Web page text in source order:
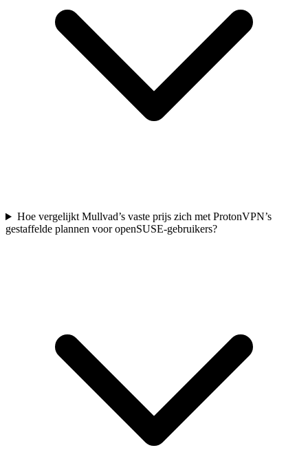
Hoe vergelijkt Mullvad’s vaste prijs zich met ProtonVPN’s
gestaffelde plannen voor openSUSE-gebruikers?